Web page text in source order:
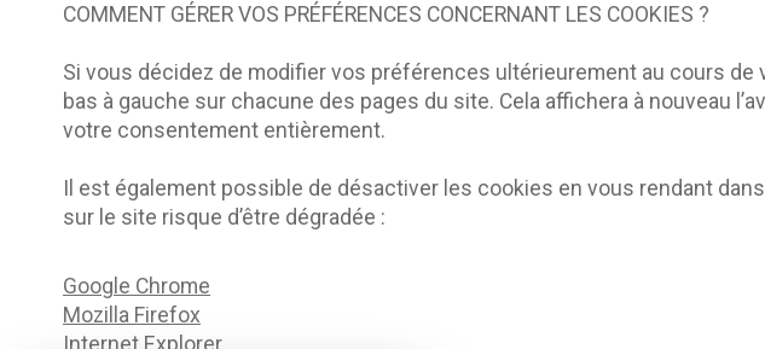
COMMENT GÉRER VOS PRÉFÉRENCES CONCERNANT LES COOKIES ?
Si vous décidez de modifier vos préférences ultérieurement au cours
bas à gauche sur chacune des pages du site. Cela affichera à nouveau
votre consentement entièrement.
Il est également possible de désactiver les cookies en vous rendant
sur le site risque d’être dégradée :
Google Chrome
Mozilla Firefox
Internet Explorer